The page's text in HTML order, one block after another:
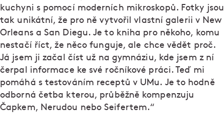
kuchyni s pomocí moderních mikroskopů. Fotky jsou
tak unikátní, že pro ně vytvořil vlastní galerii v New
Orleans a San Diegu. Je to kniha pro někoho, komu
nestačí říct, že něco funguje, ale chce vědět proč.
Já jsem ji začal číst už na gymnáziu, kde jsem z ní
čerpal informace ke své ročníkové práci. Teď mi
pomáhá s testováním receptů v UMu. Je to hodně
odborná četba kterou, průběžně kompenzuju
Čapkem, Nerudou nebo Seifertem.“